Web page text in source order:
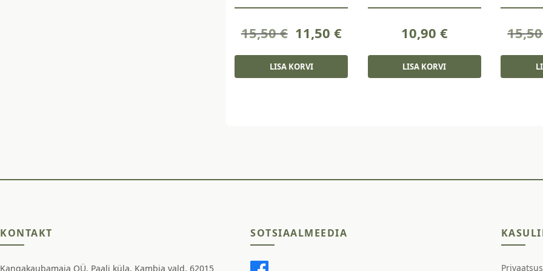
15,50€ Algne
oli:
11,50 €Current
LISA KORVI
10,90 €
LISA KORVI
KONTAKT
Kangakaubamaja OÜ, Paali küla, Kambja vald, 62015
SOTSIAALMEEDIA